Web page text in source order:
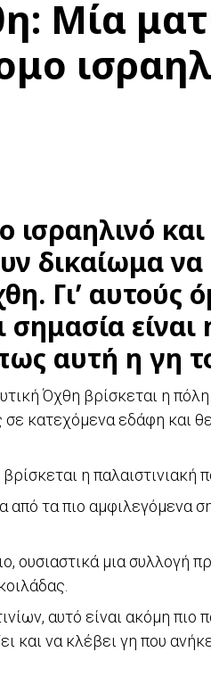
Μία
και
δικαίωμα να
Γι’ αυτούς
είναι
αυτή η γη
Όχθη βρίσκεται η
σε κατεχόμενα εδάφη και
η παλαιστινιακή
από τα πιο αμφιλεγόμενα
ουσιαστικά μια συλλογή
αυτό είναι ακόμη πιο
και να κλέβει γη που